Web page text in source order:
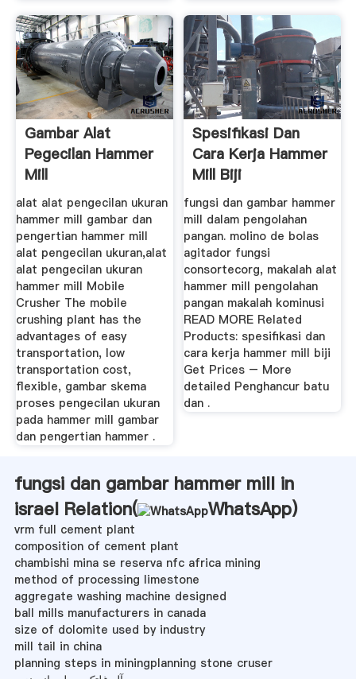
Gambar Alat
Pegecilan Hammer
Mill
alat alat pengecilan ukuran
hammer mill gambar dan
pengertian hammer mill
alat pengecilan ukuran,alat
alat pengecilan ukuran
hammer mill Mobile
Crusher The mobile
crushing plant has the
advantages of easy
transportation, low
transportation cost,
flexible, gambar skema
proses pengecilan ukuran
pada hammer mill gambar
dan pengertian hammer .
Spesifikasi Dan
Cara Kerja Hammer
Mill Biji
fungsi dan gambar hammer
mill dalam pengolahan
pangan. molino de bolas
agitador fungsi
consortecorg, makalah alat
hammer mill pengolahan
pangan makalah kominusi
READ MORE Related
Products: spesifikasi dan
cara kerja hammer mill biji
Get Prices – More
detailed Penghancur batu
dan .
fungsi dan gambar hammer mill in
israel Relation(
WhatsApp)
vrm full cement plant
composition of cement plant
chambishi mina se reserva nfc africa mining
method of processing limestone
aggregate washing machine designed
ball mills manufacturers in canada
size of dolomite used by industry
mill tail in china
planning steps in miningplanning stone cruser